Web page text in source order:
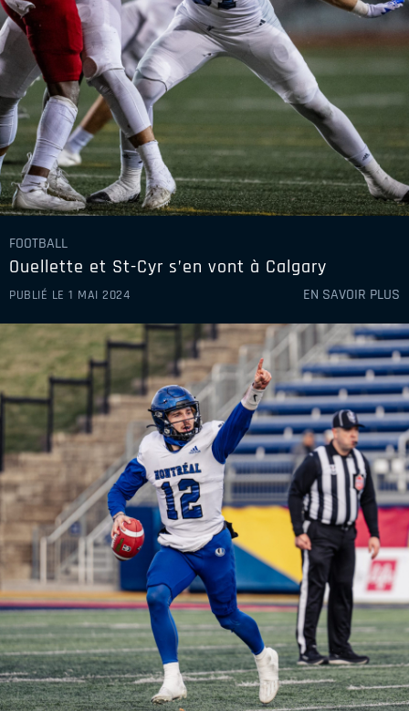
FOOTBALL
Ouellette et St-Cyr s’en vont à Calgary
PUBLIÉ LE 1 MAI 2024 EN SAVOIR PLUS